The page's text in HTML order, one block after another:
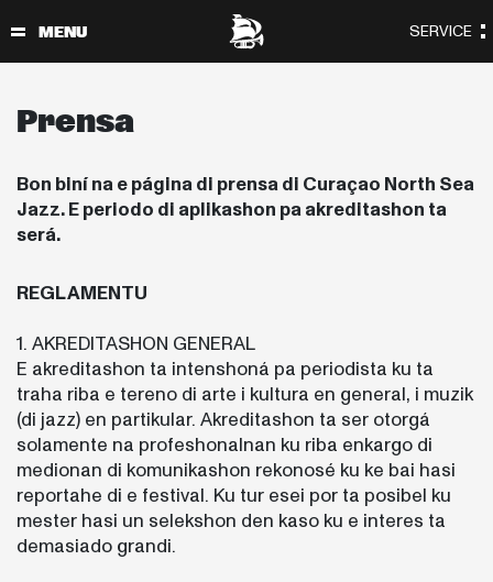
Prensa
Bon biní na e página di prensa di Curaçao North Sea
Jazz. E periodo di aplikashon pa akreditashon ta
será.
REGLAMENTU
1. AKREDITASHON GENERAL
E akreditashon ta intenshoná pa periodista ku ta
traha riba e tereno di arte i kultura en general, i muzik
(di jazz) en partikular. Akreditashon ta ser otorgá
solamente na profeshonalnan ku riba enkargo di
medionan di komunikashon rekonosé ku ke bai hasi
reportahe di e festival. Ku tur esei por ta posibel ku
mester hasi un selekshon den kaso ku e interes ta
demasiado grandi.